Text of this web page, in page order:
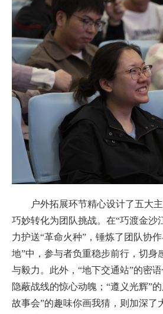
户外拓展环节精心设计了五大
巧妙转化为团队挑战。在“巧渡金沙
力护送“革命火种”，锤炼了团队协
地”中，参与者负重稳步前行，切身
与毅力。此外，“地下交通站”的密
隐蔽战线的惊心动魄；“遵义光辉”
故事会”的趣味你画我猜，则加深了